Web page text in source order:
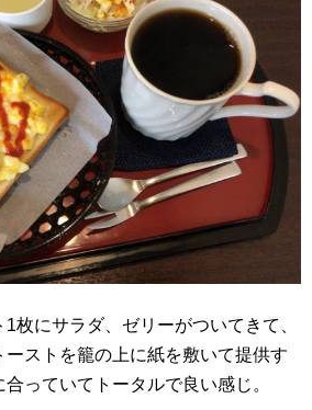
枚にサラダ、ゼリーがついてきて、
ストを籠の上に紙を敷いて提供す
っていてトータルで良い感じ。